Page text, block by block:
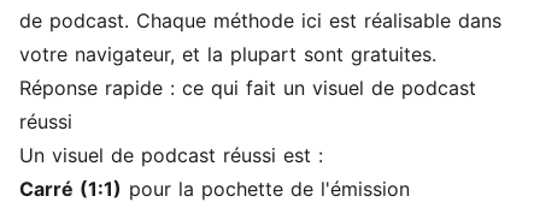
de podcast. Chaque méthode ici est réalisable dans
votre navigateur, et la plupart sont gratuites.
Réponse rapide : ce qui fait un visuel de podcast
réussi
Un visuel de podcast réussi est :
Carré (1:1) pour la pochette de l'émission